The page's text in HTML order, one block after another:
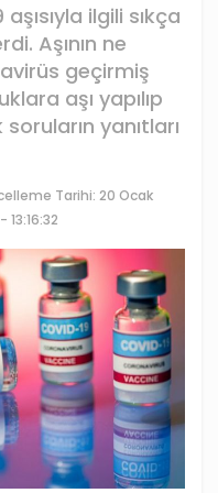
ilgili sıkça
Aşının ne
geçirmiş
aşı yapılıp
yanıtları
Tarihi: 20 Ocak
13:16:32